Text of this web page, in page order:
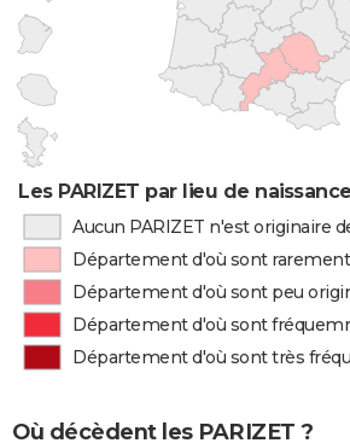
Les PARIZET par lieu de naissance
Aucun PARIZET n'est originaire
Département d'où sont
Département d'où sont peu
Département d'où sont
Département d'où sont très
Où décèdent les PARIZET ?